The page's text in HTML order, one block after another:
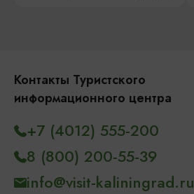
Контакты Туристского
информационного центра
+7 (4012) 555-200
8 (800) 200-55-39
info@visit-kaliningrad.ru